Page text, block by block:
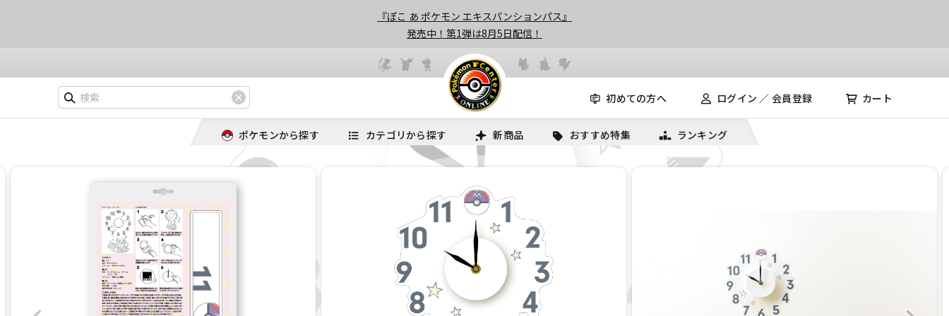
『ぽこ あ ポケモン エキスパンションパス』
発売中！第1弾は8月5日配信！
初めての方へ ログイン ／ 会員登録 カート
ポケモンから探す カテゴリから探す 新商品 おすすめ特集 ランキング